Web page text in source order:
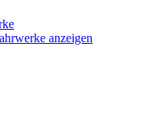
anzeigen